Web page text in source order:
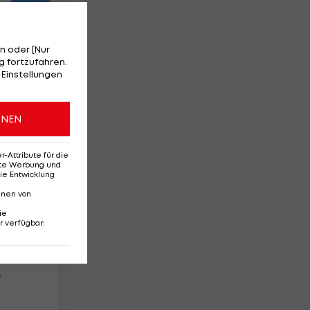
12
oder [Nur
fortzufahren.
Attribute für die
Werbung und
Entwicklung
von
verfügbar: